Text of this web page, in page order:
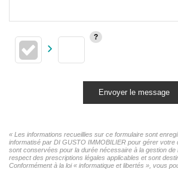
Envoyer le message
« Les informations recueillies sur ce formulaire sont
informatisé par DI GUSTO IMMOBILIER pour gérer votre
sont conservées pour la durée nécessaire à la gestion de
respect des prescriptions légales applicables et sont
Conformément à la loi « informatique et libertés », vous